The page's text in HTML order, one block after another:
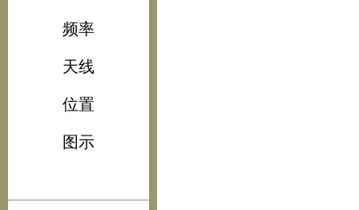
频率
天线
位置
图示